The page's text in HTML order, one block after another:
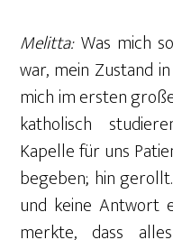
Melitta: Was mich
war, mein Zustand
mich im ersten
katholisch
Kapelle für uns
begeben; hin
und keine Antwort
merkte, dass